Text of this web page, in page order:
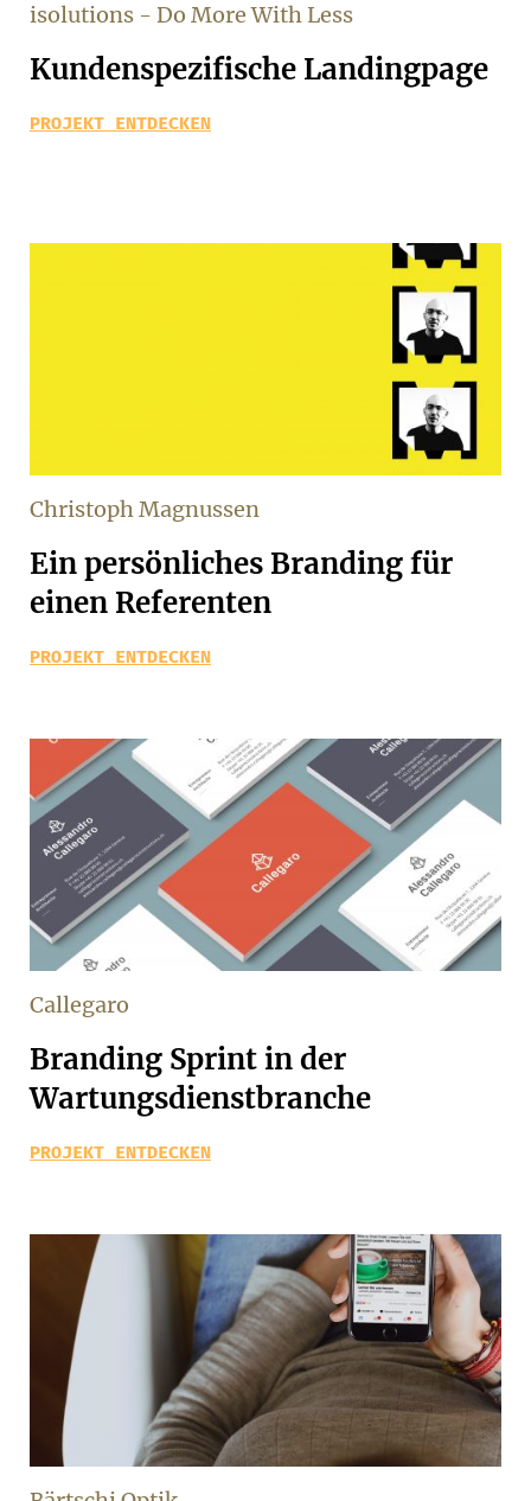
isolutions - Do More With Less
Kundenspezifische Landingpage
PROJEKT ENTDECKEN
Christoph Magnussen
Ein persönliches Branding für
einen Referenten
PROJEKT ENTDECKEN
Callegaro
Branding Sprint in der
Wartungsdienstbranche
PROJEKT ENTDECKEN